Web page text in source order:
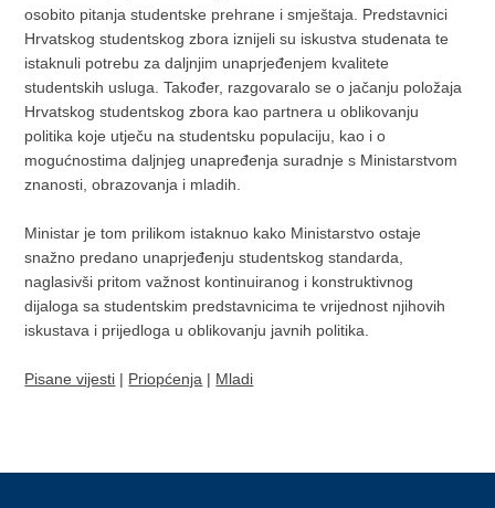
osobito pitanja studentske prehrane i smještaja. Predstavnici
Hrvatskog studentskog zbora iznijeli su iskustva studenata te
istaknuli potrebu za daljnjim unaprjeđenjem kvalitete
studentskih usluga. Također, razgovaralo se o jačanju položaja
Hrvatskog studentskog zbora kao partnera u oblikovanju
politika koje utječu na studentsku populaciju, kao i o
mogućnostima daljnjeg unapređenja suradnje s Ministarstvom
znanosti, obrazovanja i mladih.
Ministar je tom prilikom istaknuo kako Ministarstvo ostaje
snažno predano unaprjeđenju studentskog standarda,
naglasivši pritom važnost kontinuiranog i konstruktivnog
dijaloga sa studentskim predstavnicima te vrijednost njihovih
iskustava i prijedloga u oblikovanju javnih politika.
Pisane vijesti | Priopćenja | Mladi